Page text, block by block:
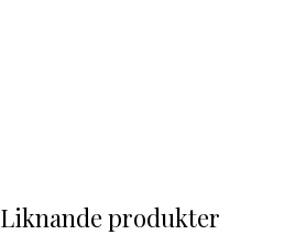
Liknande produkter